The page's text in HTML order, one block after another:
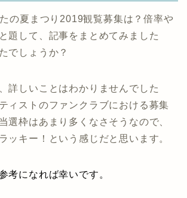
の夏まつり2019観覧募集は？倍率や
題して、記事をまとめてみました
でしょうか？
詳しいことはわかりませんでした
ィストのファンクラブにおける募集
選枠はあまり多くなさそうなので、
ッキー！という感じだと思います。
考になれば幸いです。